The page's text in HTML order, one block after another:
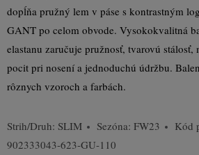
dopĺňa pružný lem v páse s kontrastným
GANT po celom obvode. Vysokokvalitná
elastanu zaručuje pružnosť, tvarovú
pocit pri nosení a jednoduchú údržbu.
rôznych vzoroch a farbách.
Strih/Druh: SLIM Sezóna: FW23
Kód
902333043-623-GU-110